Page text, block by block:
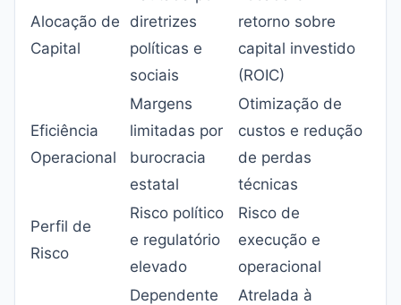
Alocação de
Capital
diretrizes
políticas e
sociais
retorno sobre
capital investido
(ROIC)
Eficiência
Operacional
Margens
limitadas por
burocracia
estatal
Otimização de
custos e redução
de perdas
técnicas
Perfil de
Risco
Risco político
e regulatório
elevado
Risco de
execução e
operacional
Dependente
Atrelada à